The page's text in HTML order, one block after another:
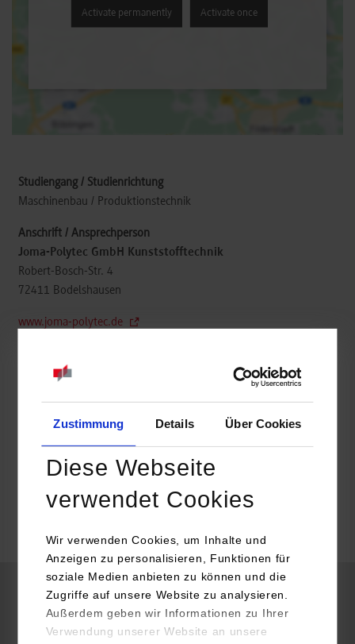
Zustimmung Details Über Cookies
Diese Webseite
verwendet Cookies
Wir verwenden Cookies, um Inhalte und
Anzeigen zu personalisieren, Funktionen für
soziale Medien anbieten zu können und die
Zugriffe auf unsere Website zu analysieren.
Außerdem geben wir Informationen zu Ihrer
Verwendung unserer Website an unsere
Activate permanently Activate once
Maschinenbau / Produktionstechnik
Joma-Polytec GmbH Kunststofftechnik
Robert-Bosch-Str. 4
72411 Bodelshausen
www.joma-polytec.de
07471 706-0
Elektrotechnik und Informationstechnik / Automation